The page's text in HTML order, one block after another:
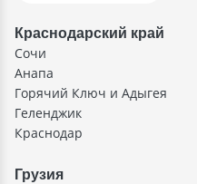
Краснодарский край
Сочи
Анапа
Горячий Ключ и Адыгея
Геленджик
Краснодар
Грузия